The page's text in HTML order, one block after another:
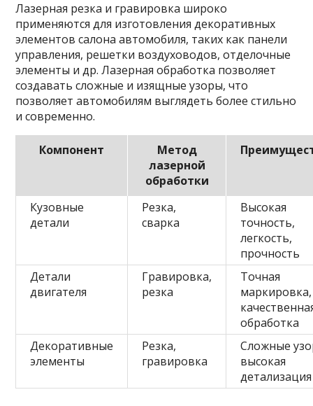
Лазерная резка и гравировка широко
применяются для изготовления декоративных
элементов салона автомобиля, таких как панели
управления, решетки воздуховодов, отделочные
элементы и др. Лазерная обработка позволяет
создавать сложные и изящные узоры, что
позволяет автомобилям выглядеть более стильно
и современно.
Компонент
Метод
лазерной
обработки
Кузовные
детали
Резка,
сварка
Высокая
точность,
легкость,
прочность
Детали
двигателя
Гравировка,
резка
Точная
маркировка,
обработка
Декоративные
элементы
Резка,
гравировка
Сложные
высокая
детализация